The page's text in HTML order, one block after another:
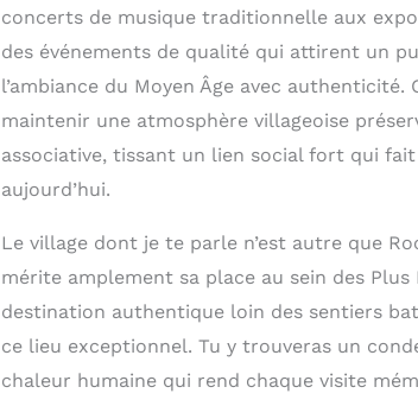
concerts de musique traditionnelle aux
des événements de qualité qui attirent un
l’ambiance du Moyen Âge avec
maintenir une atmosphère villageoise
associative, tissant un lien social fort qui
aujourd’hui.
Le village dont je te parle n’est autre que
mérite amplement sa place au sein des
destination authentique loin des sentiers
ce lieu exceptionnel. Tu y trouveras un
chaleur humaine qui rend chaque visite